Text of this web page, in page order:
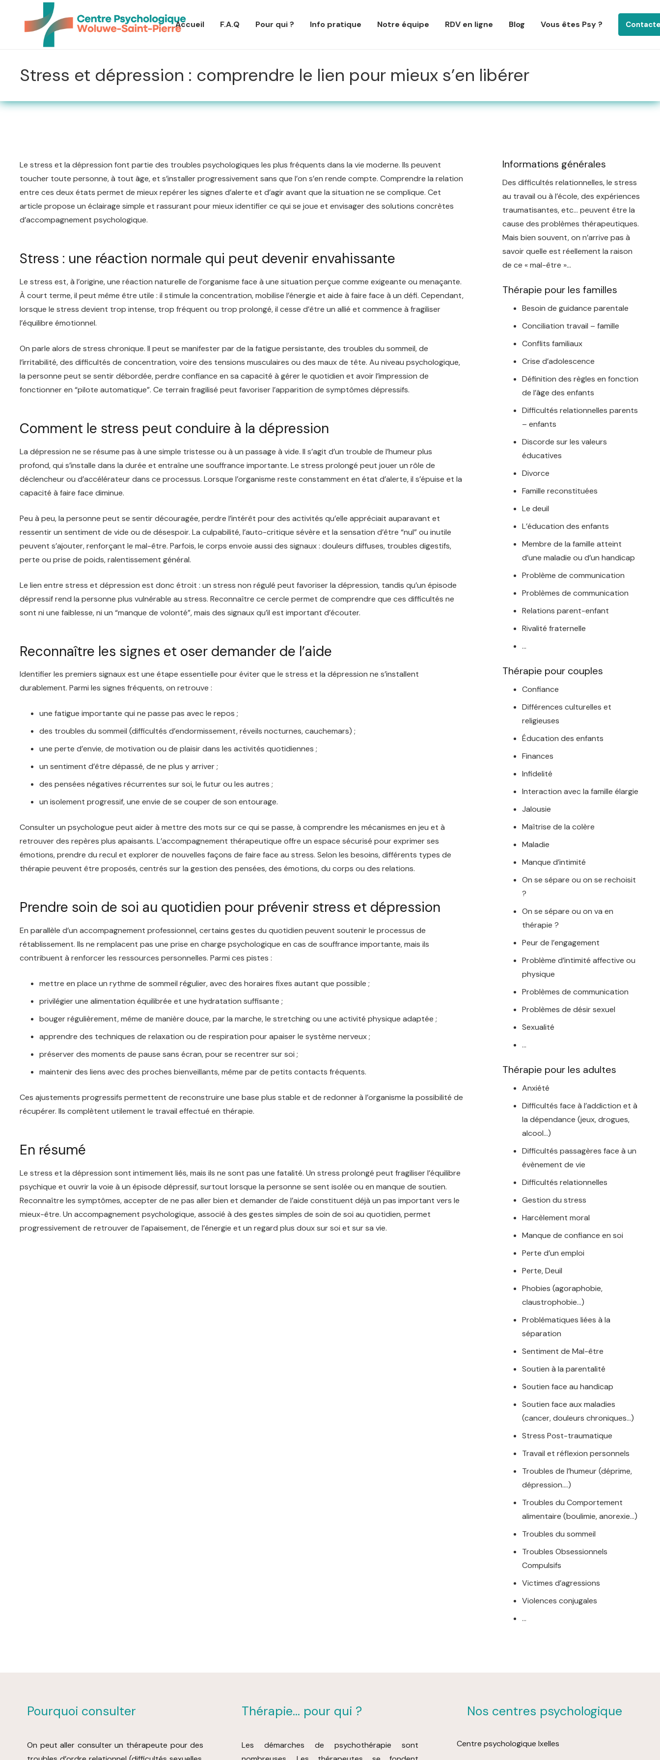
Accueil F.A.Q Pour qui ? Info pratique Notre équipe RDV en ligne Blog Vous êtes Psy ?
Stress et dépression : comprendre le lien pour mieux s’en libérer
Le stress et la dépression font partie des troubles psychologiques les plus fréquents dans la vie moderne. Ils peuvent
toucher toute personne, à tout âge, et s’installer progressivement sans que l’on s’en rende compte. Comprendre la relation
entre ces deux états permet de mieux repérer les signes d’alerte et d’agir avant que la situation ne se complique. Cet
article propose un éclairage simple et rassurant pour mieux identifier ce qui se joue et envisager des solutions concrètes
d’accompagnement psychologique.
Stress : une réaction normale qui peut devenir envahissante
Le stress est, à l’origine, une réaction naturelle de l’organisme face à une situation perçue comme exigeante ou menaçante.
À court terme, il peut même être utile : il stimule la concentration, mobilise l’énergie et aide à faire face à un défi. Cependant,
lorsque le stress devient trop intense, trop fréquent ou trop prolongé, il cesse d’être un allié et commence à fragiliser
l’équilibre émotionnel.
On parle alors de stress chronique. Il peut se manifester par de la fatigue persistante, des troubles du sommeil, de
l’irritabilité, des difficultés de concentration, voire des tensions musculaires ou des maux de tête. Au niveau psychologique,
la personne peut se sentir débordée, perdre confiance en sa capacité à gérer le quotidien et avoir l’impression de
fonctionner en “pilote automatique”. Ce terrain fragilisé peut favoriser l’apparition de symptômes dépressifs.
Comment le stress peut conduire à la dépression
La dépression ne se résume pas à une simple tristesse ou à un passage à vide. Il s’agit d’un trouble de l’humeur plus
profond, qui s’installe dans la durée et entraîne une souffrance importante. Le stress prolongé peut jouer un rôle de
déclencheur ou d’accélérateur dans ce processus. Lorsque l’organisme reste constamment en état d’alerte, il s’épuise et la
capacité à faire face diminue.
Peu à peu, la personne peut se sentir découragée, perdre l’intérêt pour des activités qu’elle appréciait auparavant et
ressentir un sentiment de vide ou de désespoir. La culpabilité, l’auto-critique sévère et la sensation d’être “nul” ou inutile
peuvent s’ajouter, renforçant le mal-être. Parfois, le corps envoie aussi des signaux : douleurs diffuses, troubles digestifs,
perte ou prise de poids, ralentissement général.
Le lien entre stress et dépression est donc étroit : un stress non régulé peut favoriser la dépression, tandis qu’un épisode
dépressif rend la personne plus vulnérable au stress. Reconnaître ce cercle permet de comprendre que ces difficultés ne
sont ni une faiblesse, ni un “manque de volonté”, mais des signaux qu’il est important d’écouter.
Reconnaître les signes et oser demander de l’aide
Identifier les premiers signaux est une étape essentielle pour éviter que le stress et la dépression ne s’installent
durablement. Parmi les signes fréquents, on retrouve :
une fatigue importante qui ne passe pas avec le repos ;
des troubles du sommeil (difficultés d’endormissement, réveils nocturnes, cauchemars) ;
une perte d’envie, de motivation ou de plaisir dans les activités quotidiennes ;
un sentiment d’être dépassé, de ne plus y arriver ;
des pensées négatives récurrentes sur soi, le futur ou les autres ;
un isolement progressif, une envie de se couper de son entourage.
Consulter un psychologue peut aider à mettre des mots sur ce qui se passe, à comprendre les mécanismes en jeu et à
retrouver des repères plus apaisants. L’accompagnement thérapeutique offre un espace sécurisé pour exprimer ses
émotions, prendre du recul et explorer de nouvelles façons de faire face au stress. Selon les besoins, différents types de
thérapie peuvent être proposés, centrés sur la gestion des pensées, des émotions, du corps ou des relations.
Prendre soin de soi au quotidien pour prévenir stress et dépression
En parallèle d’un accompagnement professionnel, certains gestes du quotidien peuvent soutenir le processus de
rétablissement. Ils ne remplacent pas une prise en charge psychologique en cas de souffrance importante, mais ils
contribuent à renforcer les ressources personnelles. Parmi ces pistes :
mettre en place un rythme de sommeil régulier, avec des horaires fixes autant que possible ;
privilégier une alimentation équilibrée et une hydratation suffisante ;
bouger régulièrement, même de manière douce, par la marche, le stretching ou une activité physique adaptée ;
apprendre des techniques de relaxation ou de respiration pour apaiser le système nerveux ;
préserver des moments de pause sans écran, pour se recentrer sur soi ;
maintenir des liens avec des proches bienveillants, même par de petits contacts fréquents.
Ces ajustements progressifs permettent de reconstruire une base plus stable et de redonner à l’organisme la possibilité de
récupérer. Ils complètent utilement le travail effectué en thérapie.
En résumé
Le stress et la dépression sont intimement liés, mais ils ne sont pas une fatalité. Un stress prolongé peut fragiliser l’équilibre
psychique et ouvrir la voie à un épisode dépressif, surtout lorsque la personne se sent isolée ou en manque de soutien.
Reconnaître les symptômes, accepter de ne pas aller bien et demander de l’aide constituent déjà un pas important vers le
mieux-être. Un accompagnement psychologique, associé à des gestes simples de soin de soi au quotidien, permet
progressivement de retrouver de l’apaisement, de l’énergie et un regard plus doux sur soi et sur sa vie.
Informations générales
Des difficultés relationnelles, le stress
au travail ou à l’école, des expériences
traumatisantes, etc… peuvent être la
cause des problèmes thérapeutiques.
Mais bien souvent, on n’arrive pas à
savoir quelle est réellement la raison
de ce « mal-être »…
Thérapie pour les familles
Besoin de guidance parentale
Conciliation travail – famille
Conflits familiaux
Crise d’adolescence
Définition des règles en fonction
de l’âge des enfants
Difficultés relationnelles parents
– enfants
Discorde sur les valeurs
éducatives
Divorce
Famille reconstituées
Le deuil
L’éducation des enfants
Membre de la famille atteint
d’une maladie ou d’un handicap
Problème de communication
Problèmes de communication
Relations parent-enfant
Rivalité fraternelle
…
Thérapie pour couples
Confiance
Différences culturelles et
religieuses
Éducation des enfants
Finances
Infidelité
Interaction avec la famille élargie
Jalousie
Maîtrise de la colère
Maladie
Manque d’intimité
On se sépare ou on se rechoisit
?
On se sépare ou on va en
thérapie ?
Peur de l’engagement
Problème d’intimité affective ou
physique
Problèmes de communication
Problèmes de désir sexuel
Sexualité
…
Thérapie pour les adultes
Anxiété
Difficultés face à l’addiction et à
la dépendance (jeux, drogues,
alcool…)
Difficultés passagères face à un
évènement de vie
Difficultés relationnelles
Gestion du stress
Harcèlement moral
Manque de confiance en soi
Perte d’un emploi
Perte, Deuil
Phobies (agoraphobie,
claustrophobie…)
Problématiques liées à la
séparation
Sentiment de Mal-être
Soutien à la parentalité
Soutien face au handicap
Soutien face aux maladies
(cancer, douleurs chroniques…)
Stress Post-traumatique
Travail et réflexion personnels
Troubles de l’humeur (déprime,
dépression….)
Troubles du Comportement
alimentaire (boulimie, anorexie…)
Troubles du sommeil
Troubles Obsessionnels
Compulsifs
Victimes d’agressions
Violences conjugales
…
Pourquoi consulter
On peut aller consulter un thérapeute pour des
Thérapie... pour qui ?
Les démarches de psychothérapie sont
Nos centres psychologique
Centre psychologique Ixelles